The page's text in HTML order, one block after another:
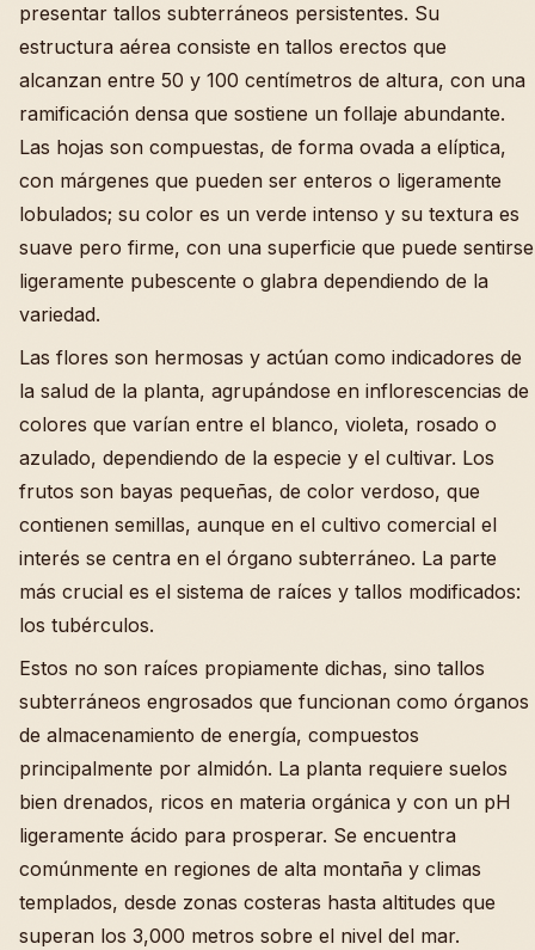
presentar tallos subterráneos persistentes. Su
estructura aérea consiste en tallos erectos que
alcanzan entre 50 y 100 centímetros de altura, con una
ramificación densa que sostiene un follaje abundante.
Las hojas son compuestas, de forma ovada a elíptica,
con márgenes que pueden ser enteros o ligeramente
lobulados; su color es un verde intenso y su textura es
suave pero firme, con una superficie que puede sentirse
ligeramente pubescente o glabra dependiendo de la
variedad.
Las flores son hermosas y actúan como indicadores de
la salud de la planta, agrupándose en inflorescencias de
colores que varían entre el blanco, violeta, rosado o
azulado, dependiendo de la especie y el cultivar. Los
frutos son bayas pequeñas, de color verdoso, que
contienen semillas, aunque en el cultivo comercial el
interés se centra en el órgano subterráneo. La parte
más crucial es el sistema de raíces y tallos modificados:
los tubérculos.
Estos no son raíces propiamente dichas, sino tallos
subterráneos engrosados que funcionan como órganos
de almacenamiento de energía, compuestos
principalmente por almidón. La planta requiere suelos
bien drenados, ricos en materia orgánica y con un pH
ligeramente ácido para prosperar. Se encuentra
comúnmente en regiones de alta montaña y climas
templados, desde zonas costeras hasta altitudes que
superan los 3,000 metros sobre el nivel del mar.